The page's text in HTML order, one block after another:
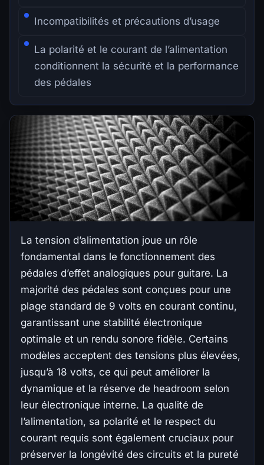
Incompatibilités et précautions d’usage
La polarité et le courant de l’alimentation
conditionnent la sécurité et la performance
des pédales
La tension d’alimentation joue un rôle
fondamental dans le fonctionnement des
pédales d’effet analogiques pour guitare. La
majorité des pédales sont conçues pour une
plage standard de 9 volts en courant continu,
garantissant une stabilité électronique
optimale et un rendu sonore fidèle. Certains
modèles acceptent des tensions plus élevées,
jusqu’à 18 volts, ce qui peut améliorer la
dynamique et la réserve de headroom selon
leur électronique interne. La qualité de
l’alimentation, sa polarité et le respect du
courant requis sont également cruciaux pour
préserver la longévité des circuits et la pureté